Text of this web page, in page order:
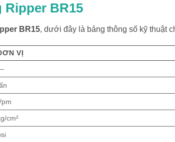
Ripper BR15
BR15, dưới đây là bảng thông số kỹ thuật
VỊ
cm²